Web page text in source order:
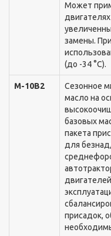
Может
замены.
(до -34 °С).
М-10В2
Сезонное
масло на
базовыx
пакета
для
присадок,